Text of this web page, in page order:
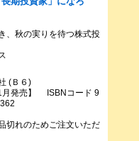
、秋の実りを待つ株式投
(Ｂ６)
月発売】 ISBNコード 9
切れのためご注文いただ